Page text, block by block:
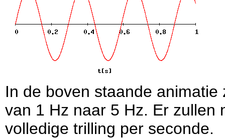
In de boven staande
van 1 Hz naar 5 Hz. Er zullen
volledige trilling per seconde.